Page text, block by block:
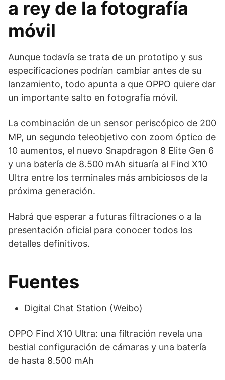
a rey de la fotografía
móvil
Aunque todavía se trata de un prototipo y sus
especificaciones podrían cambiar antes de su
lanzamiento, todo apunta a que OPPO quiere dar
un importante salto en fotografía móvil.
La combinación de un sensor periscópico de 200
MP, un segundo teleobjetivo con zoom óptico de
10 aumentos, el nuevo Snapdragon 8 Elite Gen 6
y una batería de 8.500 mAh situaría al Find X10
Ultra entre los terminales más ambiciosos de la
próxima generación.
Habrá que esperar a futuras filtraciones o a la
presentación oficial para conocer todos los
detalles definitivos.
Fuentes
Digital Chat Station (Weibo)
OPPO Find X10 Ultra: una filtración revela una
bestial configuración de cámaras y una batería
de hasta 8.500 mAh